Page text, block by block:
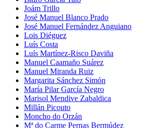
Joám Trillo
José Manuel Blanco Prado
José Manuel Fernández Anguiano
Lois Diéguez
Luís Costa
Luís Martínez-Risco Daviña
Manuel Caamaño Suárez
Manuel Miranda Ruiz
Margarita Sánchez Simón
María Pilar García Negro
Marisol Mendive Zabaldica
Millán Picouto
Moncho do Orzán
Mª do Carme Pernas Bermúdez